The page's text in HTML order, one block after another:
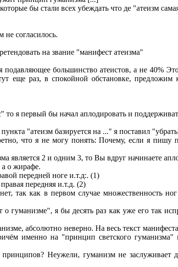
бы стали всех убеждать что де "атеизм
согласилось.
на звание "манифест атеизма"
подавляющее большинство атеистов, а не 40%
еще раз, в спокойной обстановке, предложим
я первый бы начал аплодировать и
"атеизм базируется на ..." я поставил
что я не могу понять: Почему, если я пишу
является 2 и одним 3, то Вы вдруг начинаете
а о жирафе.
передней ноге и.т.д:. (1)
передняя и.т.д. (2)
так как в первом случае множественность
я бы десять раз как уже его так
абсолютно неверно. На весь текст
именно на "принцип светского
Неужели, гуманизм не